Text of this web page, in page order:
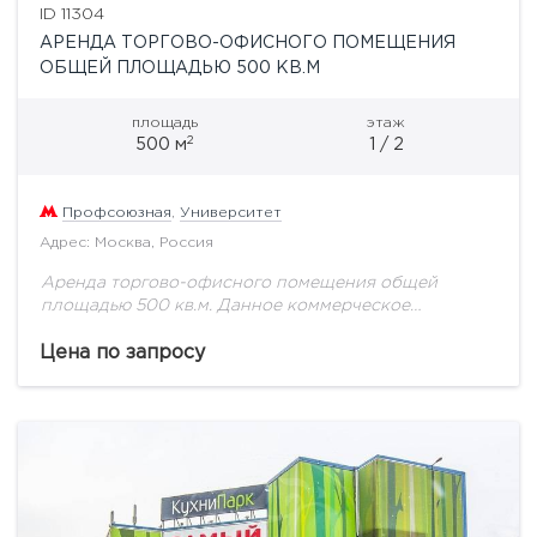
ID 11304
АРЕНДА ТОРГОВО-ОФИСНОГО ПОМЕЩЕНИЯ
ОБЩЕЙ ПЛОЩАДЬЮ 500 КВ.М
площадь
500 м2
этаж
1 / 2
Профсоюзная Университет
Адрес: Москва, Россия
Аренда торгово-офисного помещения общей
площадью 500 кв.м. Данное коммерческое
имеет следующие характеристики: цоколь: 400 кв.м
Цена по запросу